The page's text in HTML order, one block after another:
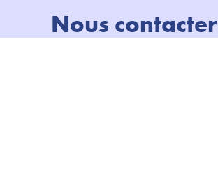
Nous contacter